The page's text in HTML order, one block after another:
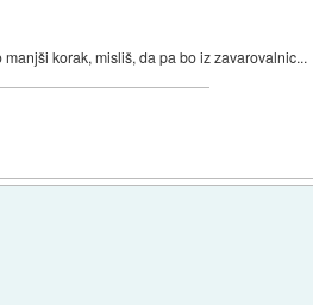
korak, misliš, da pa bo iz zavarovalnic...